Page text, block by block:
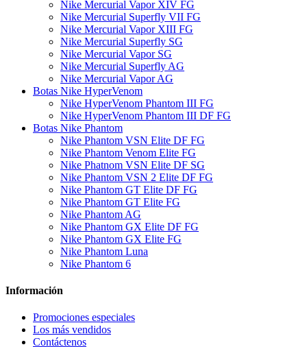
Nike Mercurial Vapor XIV FG
Nike Mercurial Superfly VII FG
Nike Mercurial Vapor XIII FG
Nike Mercurial Superfly SG
Nike Mercurial Vapor SG
Nike Mercurial Superfly AG
Nike Mercurial Vapor AG
Botas Nike HyperVenom
Nike HyperVenom Phantom III FG
Nike HyperVenom Phantom III DF FG
Botas Nike Phantom
Nike Phantom VSN Elite DF FG
Nike Phantom Venom Elite FG
Nike Phatnom VSN Elite DF SG
Nike Phantom VSN 2 Elite DF FG
Nike Phantom GT Elite DF FG
Nike Phantom GT Elite FG
Nike Phantom AG
Nike Phantom GX Elite DF FG
Nike Phantom GX Elite FG
Nike Phantom Luna
Nike Phantom 6
Información
Promociones especiales
Los más vendidos
Contáctenos